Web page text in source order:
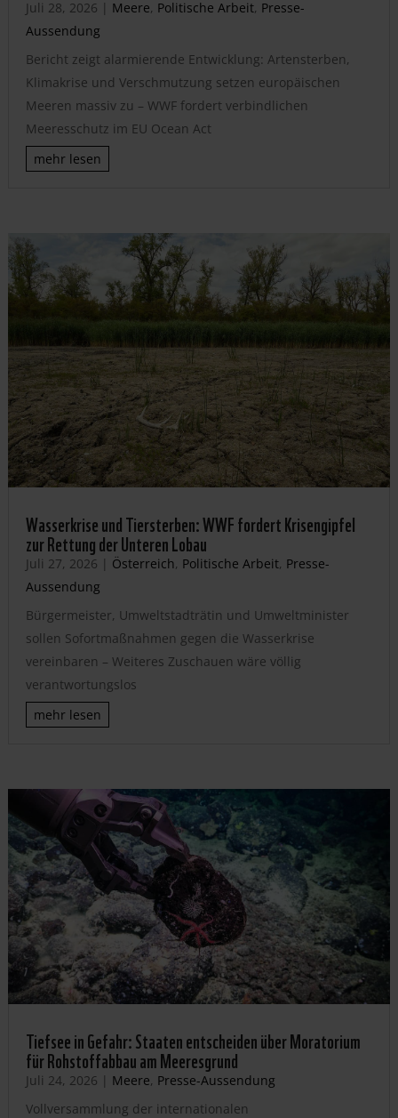
Juli 28, 2026 | Meere, Politische Arbeit, Presse-
Aussendung
Bericht zeigt alarmierende Entwicklung: Artensterben,
Klimakrise und Verschmutzung setzen europäischen
Meeren massiv zu – WWF fordert verbindlichen
Meeresschutz im EU Ocean Act
mehr lesen
Wasserkrise und Tiersterben: WWF fordert Krisengipfel
zur Rettung der Unteren Lobau
Juli 27, 2026 | Österreich, Politische Arbeit, Presse-
Aussendung
Bürgermeister, Umweltstadträtin und Umweltminister
sollen Sofortmaßnahmen gegen die Wasserkrise
vereinbaren – Weiteres Zuschauen wäre völlig
verantwortungslos
mehr lesen
Tiefsee in Gefahr: Staaten entscheiden über Moratorium
für Rohstoffabbau am Meeresgrund
Juli 24, 2026 | Meere, Presse-Aussendung
Vollversammlung der internationalen